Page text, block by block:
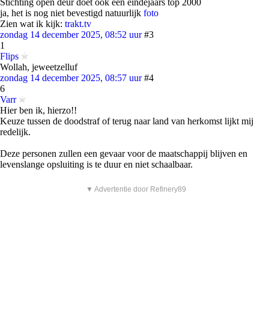
Stichting open deur doet ook een eindejaars top 2000
ja, het is nog niet bevestigd natuurlijk foto
Zien wat ik kijk: trakt.tv
zondag 14 december 2025, 08:52 uur #3
1
Flips
Wollah, jeweetzelluf
zondag 14 december 2025, 08:57 uur #4
6
Varr
Hier ben ik, hierzo!!
Keuze tussen de doodstraf of terug naar land van herkomst lijkt mij
redelijk.
Deze personen zullen een gevaar voor de maatschappij blijven en
levenslange opsluiting is te duur en niet schaalbaar.
▼ Advertentie door Refinery89